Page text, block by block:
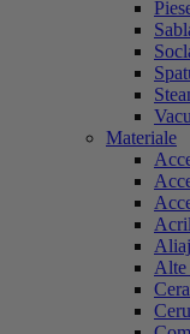
Materiale
Alte